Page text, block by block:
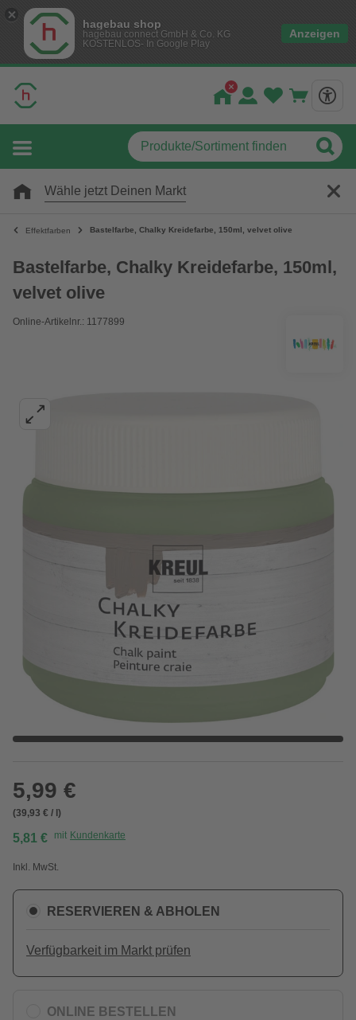
hagebau shop
hagebau connect GmbH & Co. KG
KOSTENLOS- In Google Play
Anzeigen
Wähle jetzt Deinen Markt
Effektfarben Bastelfarbe, Chalky Kreidefarbe, 150ml, velvet olive
Bastelfarbe, Chalky Kreidefarbe, 150ml,
velvet olive
Online-Artikelnr.: 1177899
5,99 €
(39,93 € / l)
5,81 € mit Kundenkarte
Inkl. MwSt.
RESERVIEREN & ABHOLEN
Verfügbarkeit im Markt prüfen
ONLINE BESTELLEN